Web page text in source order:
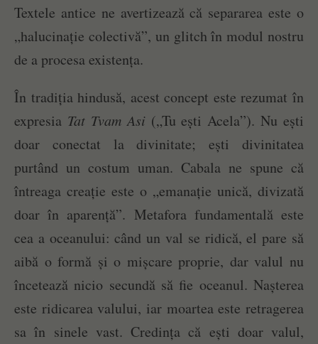
Textele antice ne avertizează că separarea este o
„halucinație colectivă”, un glitch în modul nostru
de a procesa existența.
În tradiția hindusă, acest concept este rezumat în
expresia Tat Tvam Asi („Tu ești Acela”). Nu ești
doar conectat la divinitate; ești divinitatea
purtând un costum uman. Cabala ne spune că
întreaga creație este o „emanație unică, divizată
doar în aparență”. Metafora fundamentală este
cea a oceanului: când un val se ridică, el pare să
aibă o formă și o mișcare proprie, dar valul nu
încetează nicio secundă să fie oceanul. Nașterea
este ridicarea valului, iar moartea este retragerea
sa în sinele vast. Credința că ești doar valul,